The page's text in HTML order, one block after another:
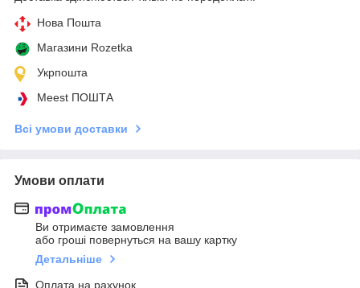
Нова Пошта
Магазини Rozetka
Укрпошта
Meest ПОШТА
Всі умови доставки
Умови оплати
Ви отримаєте замовлення
або гроші повернуться на вашу картку
Детальніше
Оплата на рахунок